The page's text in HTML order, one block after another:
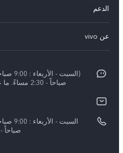
X200 FE (New)
Y39 5G
V40 5G
V40 Lite 5G
الدعم
مراكز الصيانة
Funtouch OS
عن vivo
الأخبار
الإشعارات القانونية
نبذة عنا
صباحاً - 2:30 مساءً. ما عدا ايام العطل)دردشة مباشرة
صباحاً - 2:30 مساءً. ما عدا ايام العطل